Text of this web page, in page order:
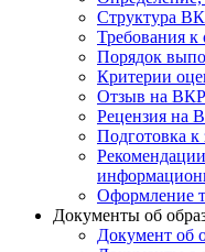
Структура
Требования
Порядок
Критерии
Отзыв на ВКР
Рецензия на
Подготовка
Оформление
Документы об
Документ об